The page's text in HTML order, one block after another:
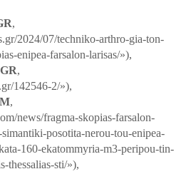
,
.gr/2024/07/techniko-arthro-gia-ton-
-enipea-farsalon-larisas/»),
GR,
.gr/142546-2/»),
,
/news/fragma-skopias-farsalon-
simantiki-posotita-nerou-tou-enipea-
-160-ekatommyria-m3-peripou-tin-
-thessalias-sti/»),